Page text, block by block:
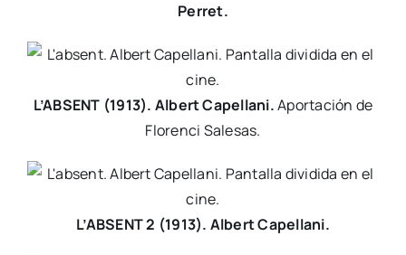
Perret.
L’ABSENT (1913). Albert Capellani.Aportación de
Florenci Salesas.
L’ABSENT 2 (1913). Albert Capellani.